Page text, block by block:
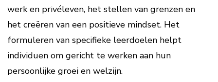
werk en privéleven, het stellen van grenzen en
het creëren van een positieve mindset. Het
formuleren van specifieke leerdoelen helpt
individuen om gericht te werken aan hun
persoonlijke groei en welzijn.